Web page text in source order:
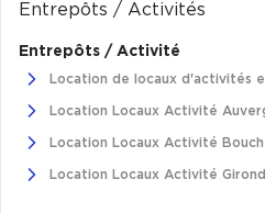
Entrepôts / Activités
Entrepôts / Activité
Location de locaux d'activités
Location Locaux Activité
Location Locaux Activité
Location Locaux Activité